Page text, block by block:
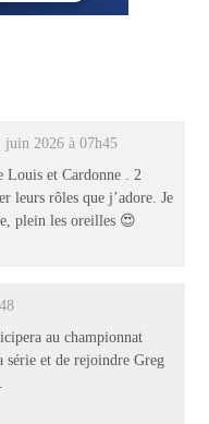
juin 2026 à 07h45
Louis et Cardonne . 2
leurs rôles que j’adore. Je
plein les oreilles 😍
au championnat
série et de rejoindre Greg